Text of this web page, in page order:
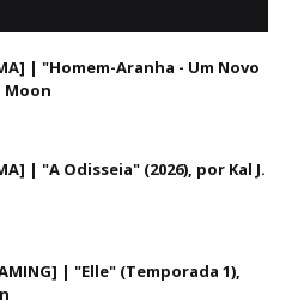
| "Homem-Aranha - Um Novo
Moon
| "A Odisseia" (2026), por Kal J.
| "Elle" (Temporada 1),